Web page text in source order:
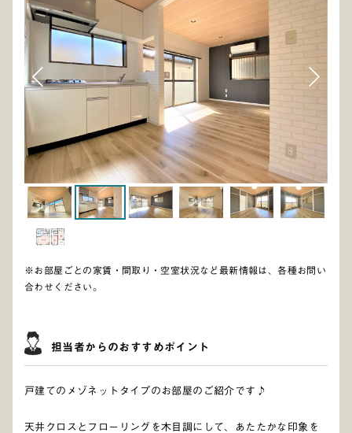
※お部屋ごとの家賃・間取り・空室状況など最新情報は、各種お問い
合わせください。
担当者からのおすすめポイント
戸建てのメゾネットタイプのお部屋のご紹介です♪
天井クロスとフローリングを木目調にして、あたたかな印象を